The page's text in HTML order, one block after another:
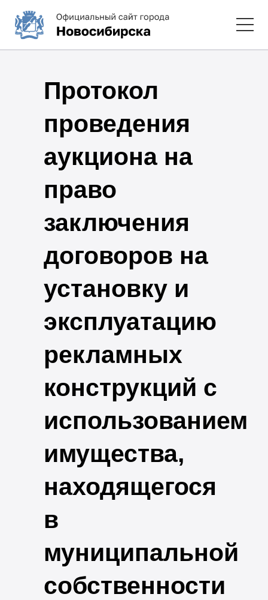
Протокол
проведения
аукциона на
право
заключения
договоров на
установку и
эксплуатацию
рекламных
конструкций с
использованием
имущества,
находящегося
в
муниципальной
собственности